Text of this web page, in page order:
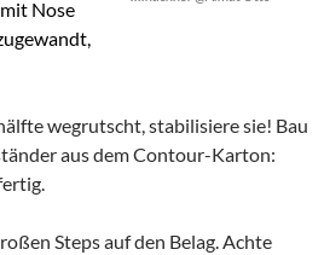
Nose
wegrutscht, stabilisiere sie! Bau
aus dem Contour-Karton:
Steps auf den Belag. Achte